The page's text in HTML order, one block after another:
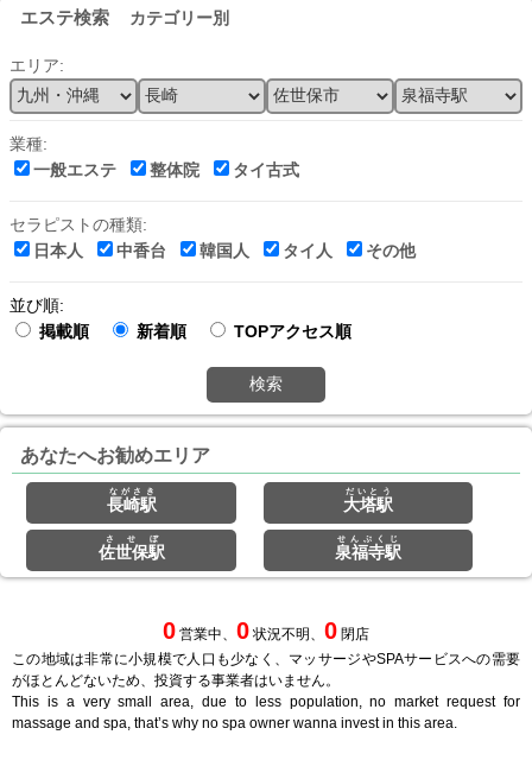
エステ検索 カテゴリー別
エリア:
業種:
一般エステ
整体院 タイ古式
セラピストの種類:
日本人
中香台 韓国人 タイ人 その他
並び順:
掲載順
新着順 TOPアクセス順
検索
あなたへお勧めエリア
長崎駅
ながさき
大塔駅
だいとう
佐世保駅
させぼ
泉福寺駅
せんぷくじ
0 営業中、 0 状況不明、 0 閉店
この地域は非常に小規模で人口も少なく、マッサージやSPAサービスへの需要
がほとんどないため、投資する事業者はいません。
This is a very small area, due to less population, no market request for
massage and spa, that’s why no spa owner wanna invest in this area.